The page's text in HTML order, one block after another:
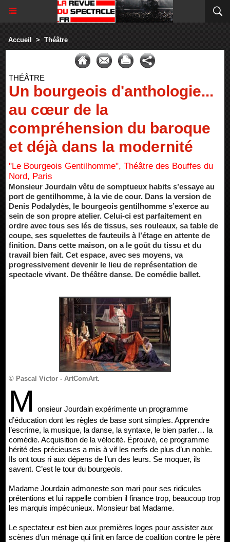
Accueil > Théâtre
THÉÂTRE
Un bourgeois d'anthologie...
au cœur de la
compréhension du baroque
et déjà dans la modernité
"Le Bourgeois Gentilhomme", Théâtre des Bouffes du
Nord, Paris
Monsieur Jourdain vêtu de somptueux habits s’essaye au
port de gentilhomme, à la vie de cour. Dans la version de
Denis Podalydès, le bourgeois gentilhomme s’exerce au
sein de son propre atelier. Celui-ci est parfaitement en
ordre avec tous ses lés de tissus, ses rouleaux, sa table de
coupe, ses squelettes de fauteuils à l’étage en attente de
finition. Dans cette maison, on a le goût du tissu et du
travail bien fait. Cet espace, avec ses moyens, va
progressivement devenir le lieu de représentation de
spectacle vivant. De théâtre danse. De comédie ballet.
© Pascal Victor - ArtComArt.
M
onsieur Jourdain expérimente un programme
d’éducation dont les règles de base sont simples. Apprendre
l’escrime, la musique, la danse, la syntaxe, le bien parler… la
comédie. Acquisition de la vélocité. Éprouvé, ce programme
hérité des précieuses a mis à vif les nerfs de plus d’un noble.
Ils ont tous ri aux dépens de l’un des leurs. Se moquer, ils
savent. C’est le tour du bourgeois.
Madame Jourdain admoneste son mari pour ses ridicules
prétentions et lui rappelle combien il finance trop, beaucoup trop
les marquis impécunieux. Monsieur bat Madame.
Le spectateur est bien aux premières loges pour assister aux
scènes d’un ménage qui finit en farce de coalition contre le père